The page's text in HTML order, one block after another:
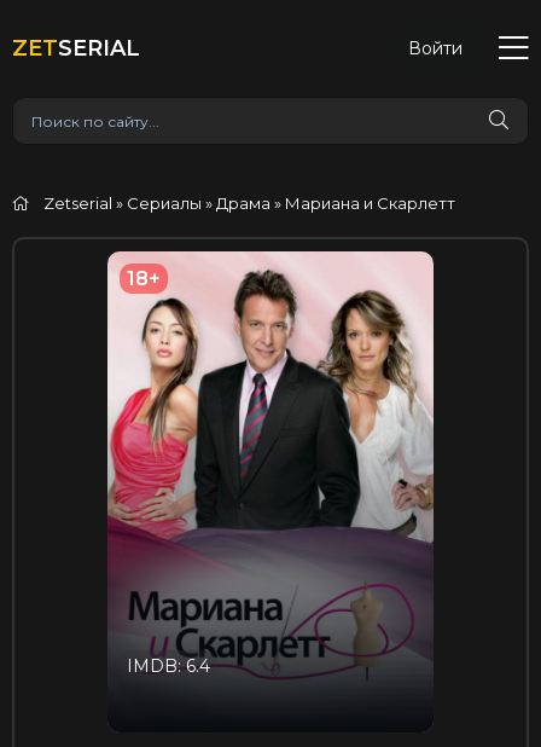
ZETSERIAL Войти
Zetserial » Сериалы » Драма » Мариана и Скарлетт
18+
IMDB: 6.4